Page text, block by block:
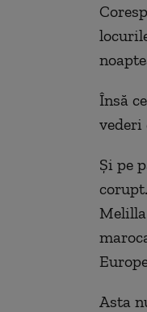
Însă
vederi
Şi pe
Asta